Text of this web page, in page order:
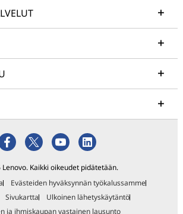
Kaikki oikeudet pidätetään.
Evästeiden hyväksynnän työkalussamme
Sivukartta
Ulkoinen lähetyskäytäntö
ja ihmiskaupan vastainen lausunto